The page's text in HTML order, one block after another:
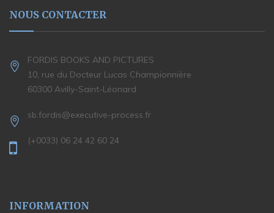
NOUS CONTACTER
FORDIS BOOKS AND PICTURES
10, rue du Docteur Lucas Championnière
60300 Avilly-Saint-Léonard
sb.fordis@executive-process.fr
(+0033) 06 24 42 60 24
INFORMATION